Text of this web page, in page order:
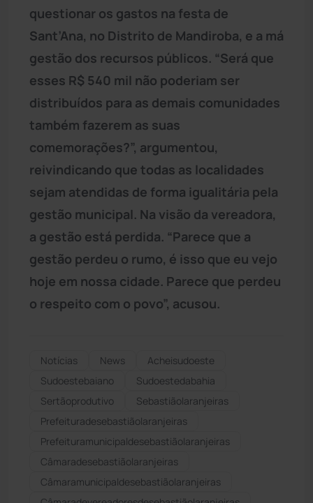
questionar os gastos na festa de
Sant’Ana, no Distrito de Mandiroba, e a má
gestão dos recursos públicos. “Será que
esses R$ 540 mil não poderiam ser
distribuídos para as demais comunidades
também fazerem as suas
comemorações?”, argumentou,
reivindicando que todas as localidades
sejam atendidas de forma igualitária pela
gestão municipal. Na visão da vereadora,
a gestão está perdida. “Parece que a
gestão perdeu o rumo, é isso que eu vejo
hoje em nossa cidade. Parece que perdeu
o respeito com o povo”, acusou.
Notícias News
Acheisudoeste
Sudoestebaiano
Sudoestedabahia
Sertãoprodutivo
Sebastiãolaranjeiras
Prefeituradesebastiãolaranjeiras
Prefeituramunicipaldesebastiãolaranjeiras
Câmaradesebastiãolaranjeiras
Câmaramunicipaldesebastiãolaranjeiras